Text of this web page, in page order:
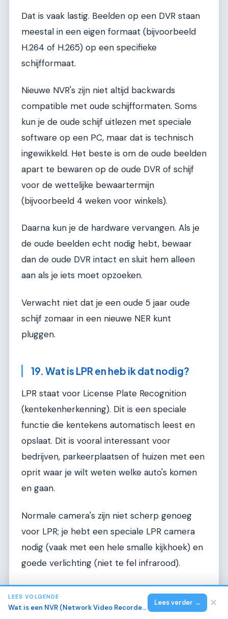
Dat is vaak lastig. Beelden op een DVR staan
meestal in een eigen formaat (bijvoorbeeld
H.264 of H.265) op een specifieke
schijfformaat.
Nieuwe NVR's zijn niet altijd backwards
compatible met oude schijfformaten. Soms
kun je de oude schijf uitlezen met speciale
software op een PC, maar dat is technisch
ingewikkeld. Het beste is om de oude beelden
apart te bewaren op de oude DVR of schijf
voor de wettelijke bewaartermijn
(bijvoorbeeld 4 weken voor winkels).
Daarna kun je de hardware vervangen. Als je
de oude beelden echt nodig hebt, bewaar
dan de oude DVR intact en sluit hem alleen
aan als je iets moet opzoeken.
Verwacht niet dat je een oude 5 jaar oude
schijf zomaar in een nieuwe NER kunt
pluggen.
19. Wat is LPR en heb ik dat nodig?
LPR staat voor License Plate Recognition
(kentekenherkenning). Dit is een speciale
functie die kentekens automatisch leest en
opslaat. Dit is vooral interessant voor
bedrijven, parkeerplaatsen of huizen met een
oprit waar je wilt weten welke auto's komen
en gaan.
Normale camera's zijn niet scherp genoeg
voor LPR; je hebt een speciale LPR camera
nodig (vaak met een hele smalle kijkhoek) en
goede verlichting (niet te fel infrarood).
Het is een geavanceerde functie die vaak
meer kost dan een standaard camera. Voor
LEES VOLGENDE
Wat is een NVR (Network Video Recorder) en hoe werkt het?
Lees verder → ✕